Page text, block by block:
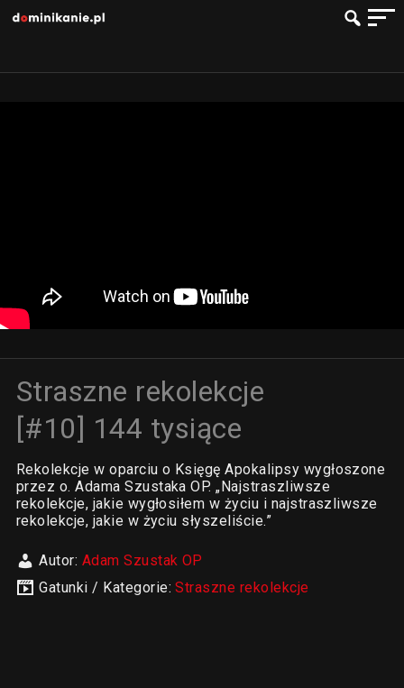
Straszne rekolekcje
[#10] 144 tysiące
Rekolekcje w oparciu o Księgę Apokalipsy wygłoszone
przez o. Adama Szustaka OP. „Najstraszliwsze
rekolekcje, jakie wygłosiłem w życiu i najstraszliwsze
rekolekcje, jakie w życiu słyszeliście.”
Autor: Adam Szustak OP
Gatunki / Kategorie:Straszne rekolekcje